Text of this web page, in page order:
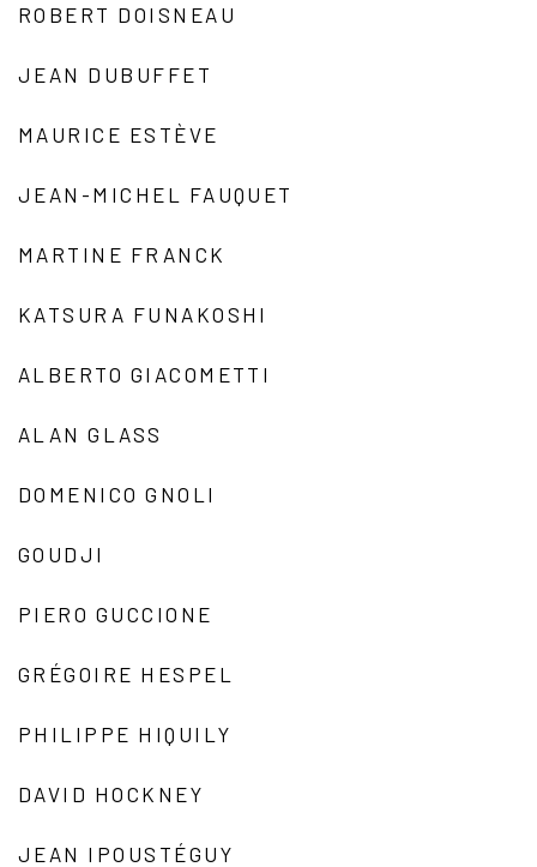
ROBERT DOISNEAU
JEAN DUBUFFET
MAURICE ESTÈVE
JEAN-MICHEL FAUQUET
MARTINE FRANCK
KATSURA FUNAKOSHI
ALBERTO GIACOMETTI
ALAN GLASS
DOMENICO GNOLI
GOUDJI
PIERO GUCCIONE
GRÉGOIRE HESPEL
PHILIPPE HIQUILY
DAVID HOCKNEY
JEAN IPOUSTÉGUY